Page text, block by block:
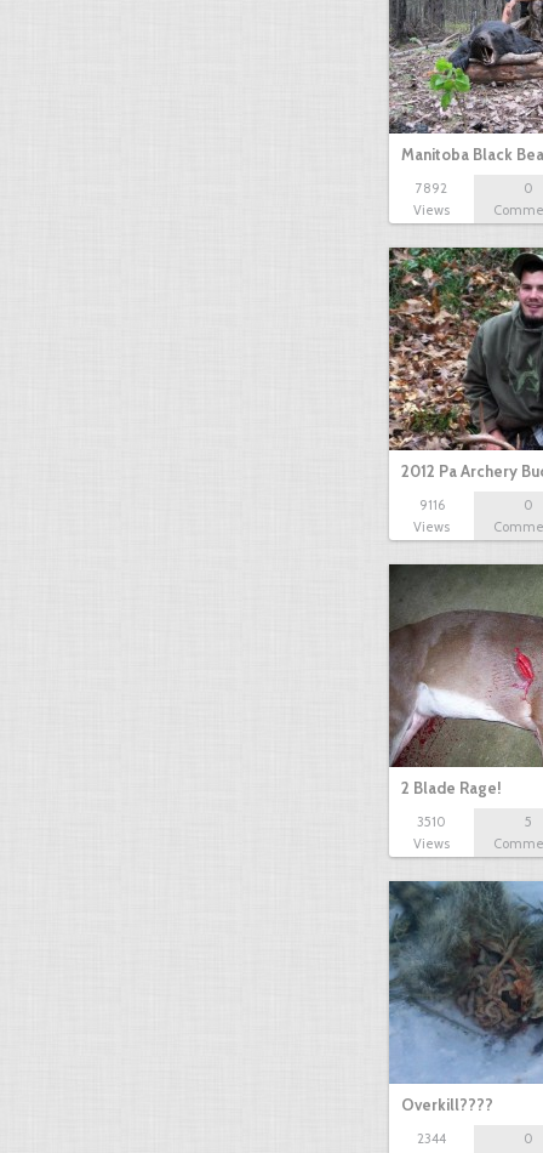
Manitoba Black
7892
Views
0
2012 Pa Archery
9116
Views
0
2 Blade Rage!
3510
Views
5
Overkill????
2344
0